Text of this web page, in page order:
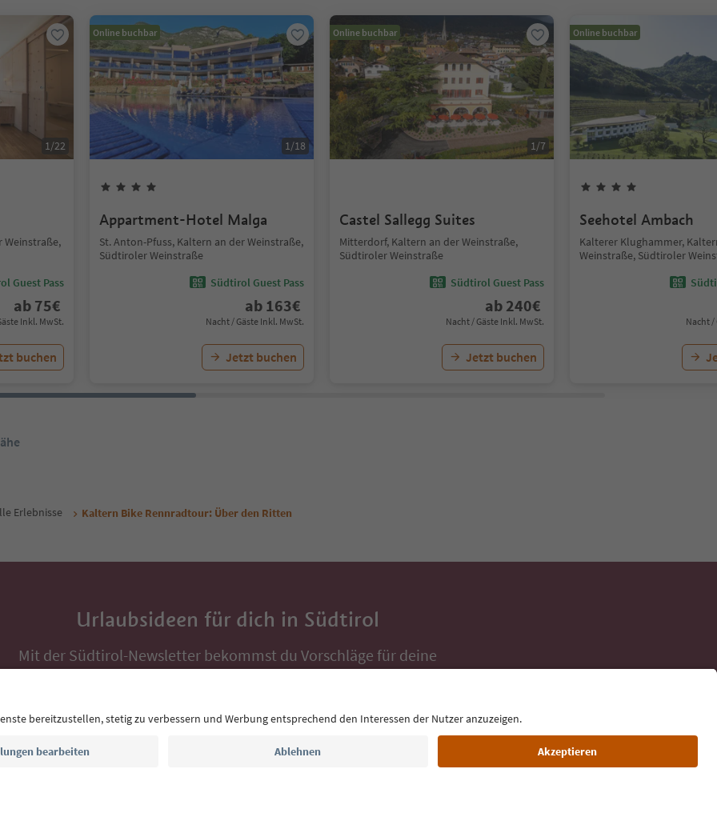
1/22
Weinstraße,
Guest Pass
ab 75€
Inkl. MwSt.
buchen
Online buchbar
1/18
Appartment-Hotel Malga
St. Anton-Pfuss, Kaltern an der Weinstraße,
Südtiroler Weinstraße
Südtirol Guest Pass
ab 163€
Nacht / Gäste Inkl. MwSt.
Jetzt buchen
Online buchbar
1/7
Castel Sallegg Suites
Mitterdorf, Kaltern an der Weinstraße,
Südtiroler Weinstraße
Südtirol Guest Pass
ab 240€
Nacht / Gäste Inkl. MwSt.
Jetzt buchen
Online buchbar
Seehotel Ambach
Kalterer Klughammer,
Weinstraße, Südtiroler
Nacht /
Erlebnisse Kaltern Bike Rennradtour: Über den Ritten
Urlaubsideen für dich in Südtirol
Mit der Südtirol-Newsletter bekommst du Vorschläge für deine
Auszeit, Veranstaltungs-Tipps und typische Rezepte direkt ins
E-Mail Adresse